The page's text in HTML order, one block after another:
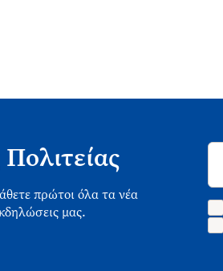
πρώτοι όλα τα νέα
μας.